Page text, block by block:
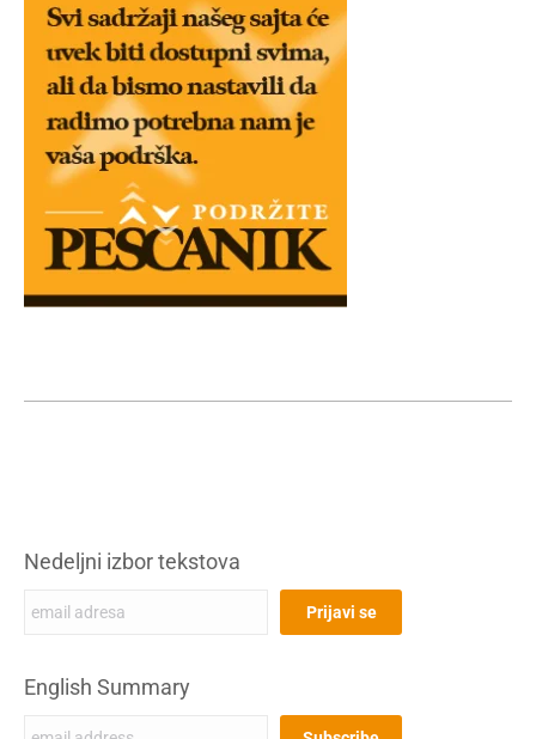
Nedeljni izbor tekstova
English Summary